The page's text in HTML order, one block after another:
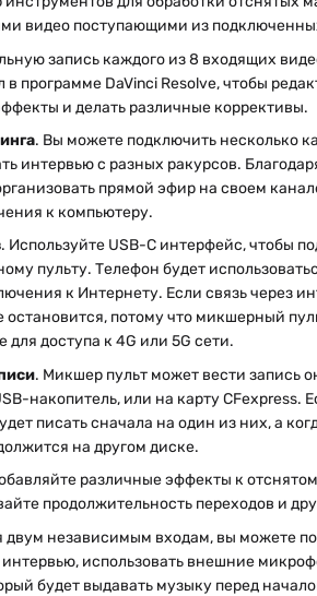
видео поступающими из
запись каждого из 8 входящих
программе DaVinci Resolve, чтобы
и делать различные коррективы.
. Вы можете подключить несколько
интервью с разных ракурсов.
прямой эфир на своем
к компьютеру.
. Используйте USB-C интерфейс, чтобы
пульту. Телефон будет
к Интернету. Если связь через
потому что микшерный
доступа к 4G или 5G сети.
. Микшер пульт может вести запись
накопитель, или на карту CFexpress.
писать сначала на один из них, а
на другом диске.
различные эффекты к
продолжительность переходов и
двум независимым входам, вы можете
использовать внешние
будет выдавать музыку перед